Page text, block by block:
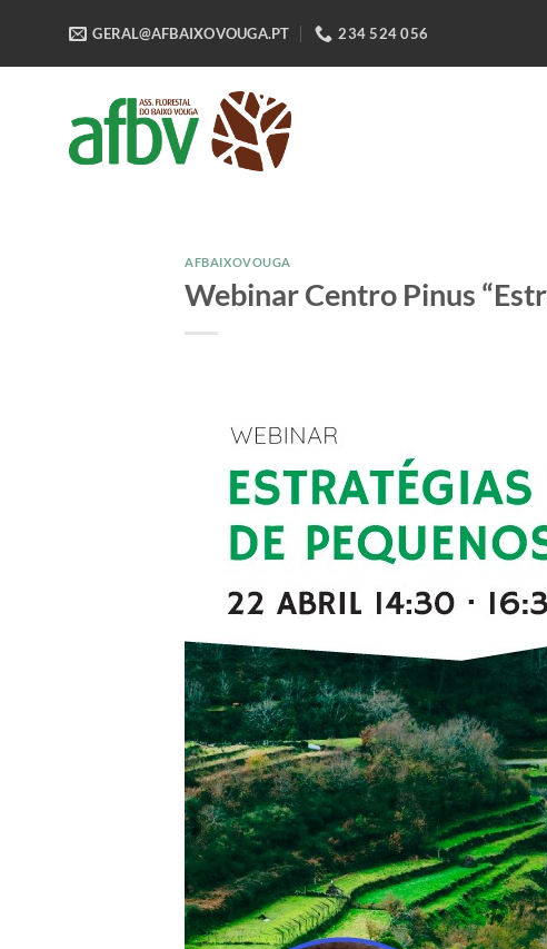
content
GERAL@AFBAIXOVOUGA.PT 234 524 056
AFBAIXOVOUGA
Webinar Centro Pinus